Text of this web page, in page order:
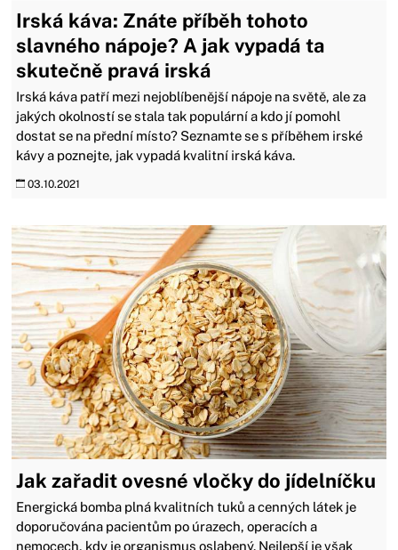
Irská káva: Znáte příběh tohoto
slavného nápoje? A jak vypadá ta
skutečně pravá irská
Irská káva patří mezi nejoblíbenější nápoje na světě, ale za
jakých okolností se stala tak populární a kdo jí pomohl
dostat se na přední místo? Seznamte se s příběhem irské
kávy a poznejte, jak vypadá kvalitní irská káva.
03.10.2021
Jak zařadit ovesné vločky do jídelníčku
Energická bomba plná kvalitních tuků a cenných látek je
doporučována pacientům po úrazech, operacích a
nemocech, kdy je organismus oslabený. Nejlepší je však